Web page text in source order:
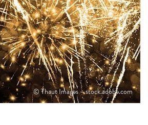
© Thaut Images – stock.adobe.com